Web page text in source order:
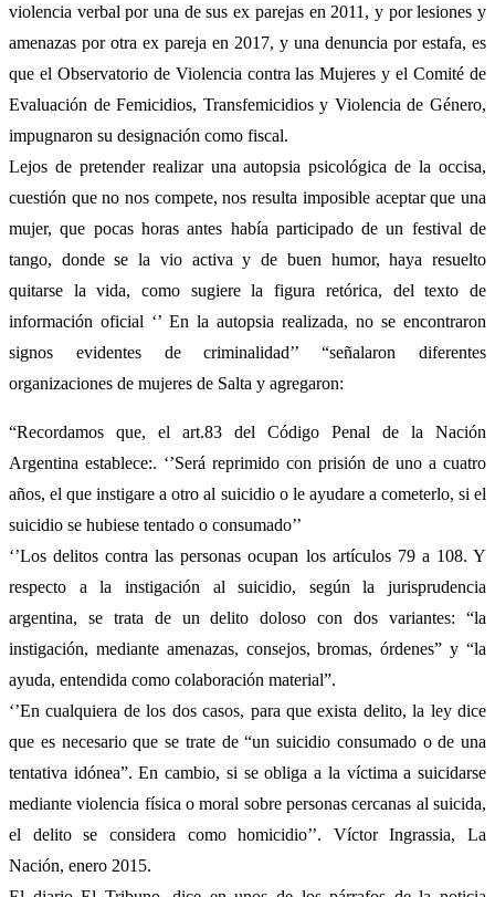
violencia verbal por una de sus ex parejas en 2011, y por lesiones y
amenazas por otra ex pareja en 2017, y una denuncia por estafa, es
que el Observatorio de Violencia contra las Mujeres y el Comité de
Evaluación de Femicidios, Transfemicidios y Violencia de Género,
impugnaron su designación como fiscal.
Lejos de pretender realizar una autopsia psicológica de la occisa,
cuestión que no nos compete, nos resulta imposible aceptar que una
mujer, que pocas horas antes había participado de un festival de
tango, donde se la vio activa y de buen humor, haya resuelto
quitarse la vida, como sugiere la figura retórica, del texto de
información oficial ‘’ En la autopsia realizada, no se encontraron
signos evidentes de criminalidad’’ “señalaron diferentes
organizaciones de mujeres de Salta y agregaron:
“Recordamos que, el art.83 del Código Penal de la Nación
Argentina establece:. ‘’Será reprimido con prisión de uno a cuatro
años, el que instigare a otro al suicidio o le ayudare a cometerlo, si el
suicidio se hubiese tentado o consumado’’
‘’Los delitos contra las personas ocupan los artículos 79 a 108. Y
respecto a la instigación al suicidio, según la jurisprudencia
argentina, se trata de un delito doloso con dos variantes: “la
instigación, mediante amenazas, consejos, bromas, órdenes” y “la
ayuda, entendida como colaboración material”.
‘’En cualquiera de los dos casos, para que exista delito, la ley dice
que es necesario que se trate de “un suicidio consumado o de una
tentativa idónea”. En cambio, si se obliga a la víctima a suicidarse
mediante violencia física o moral sobre personas cercanas al suicida,
el delito se considera como homicidio’’. Víctor Ingrassia, La
Nación, enero 2015.